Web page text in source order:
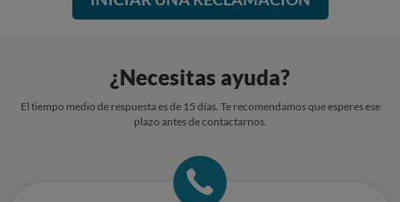
¿Necesitas ayuda?
El tiempo medio de respuesta es de 15 días. Te recomendamos que esperes ese
plazo antes de contactarnos.